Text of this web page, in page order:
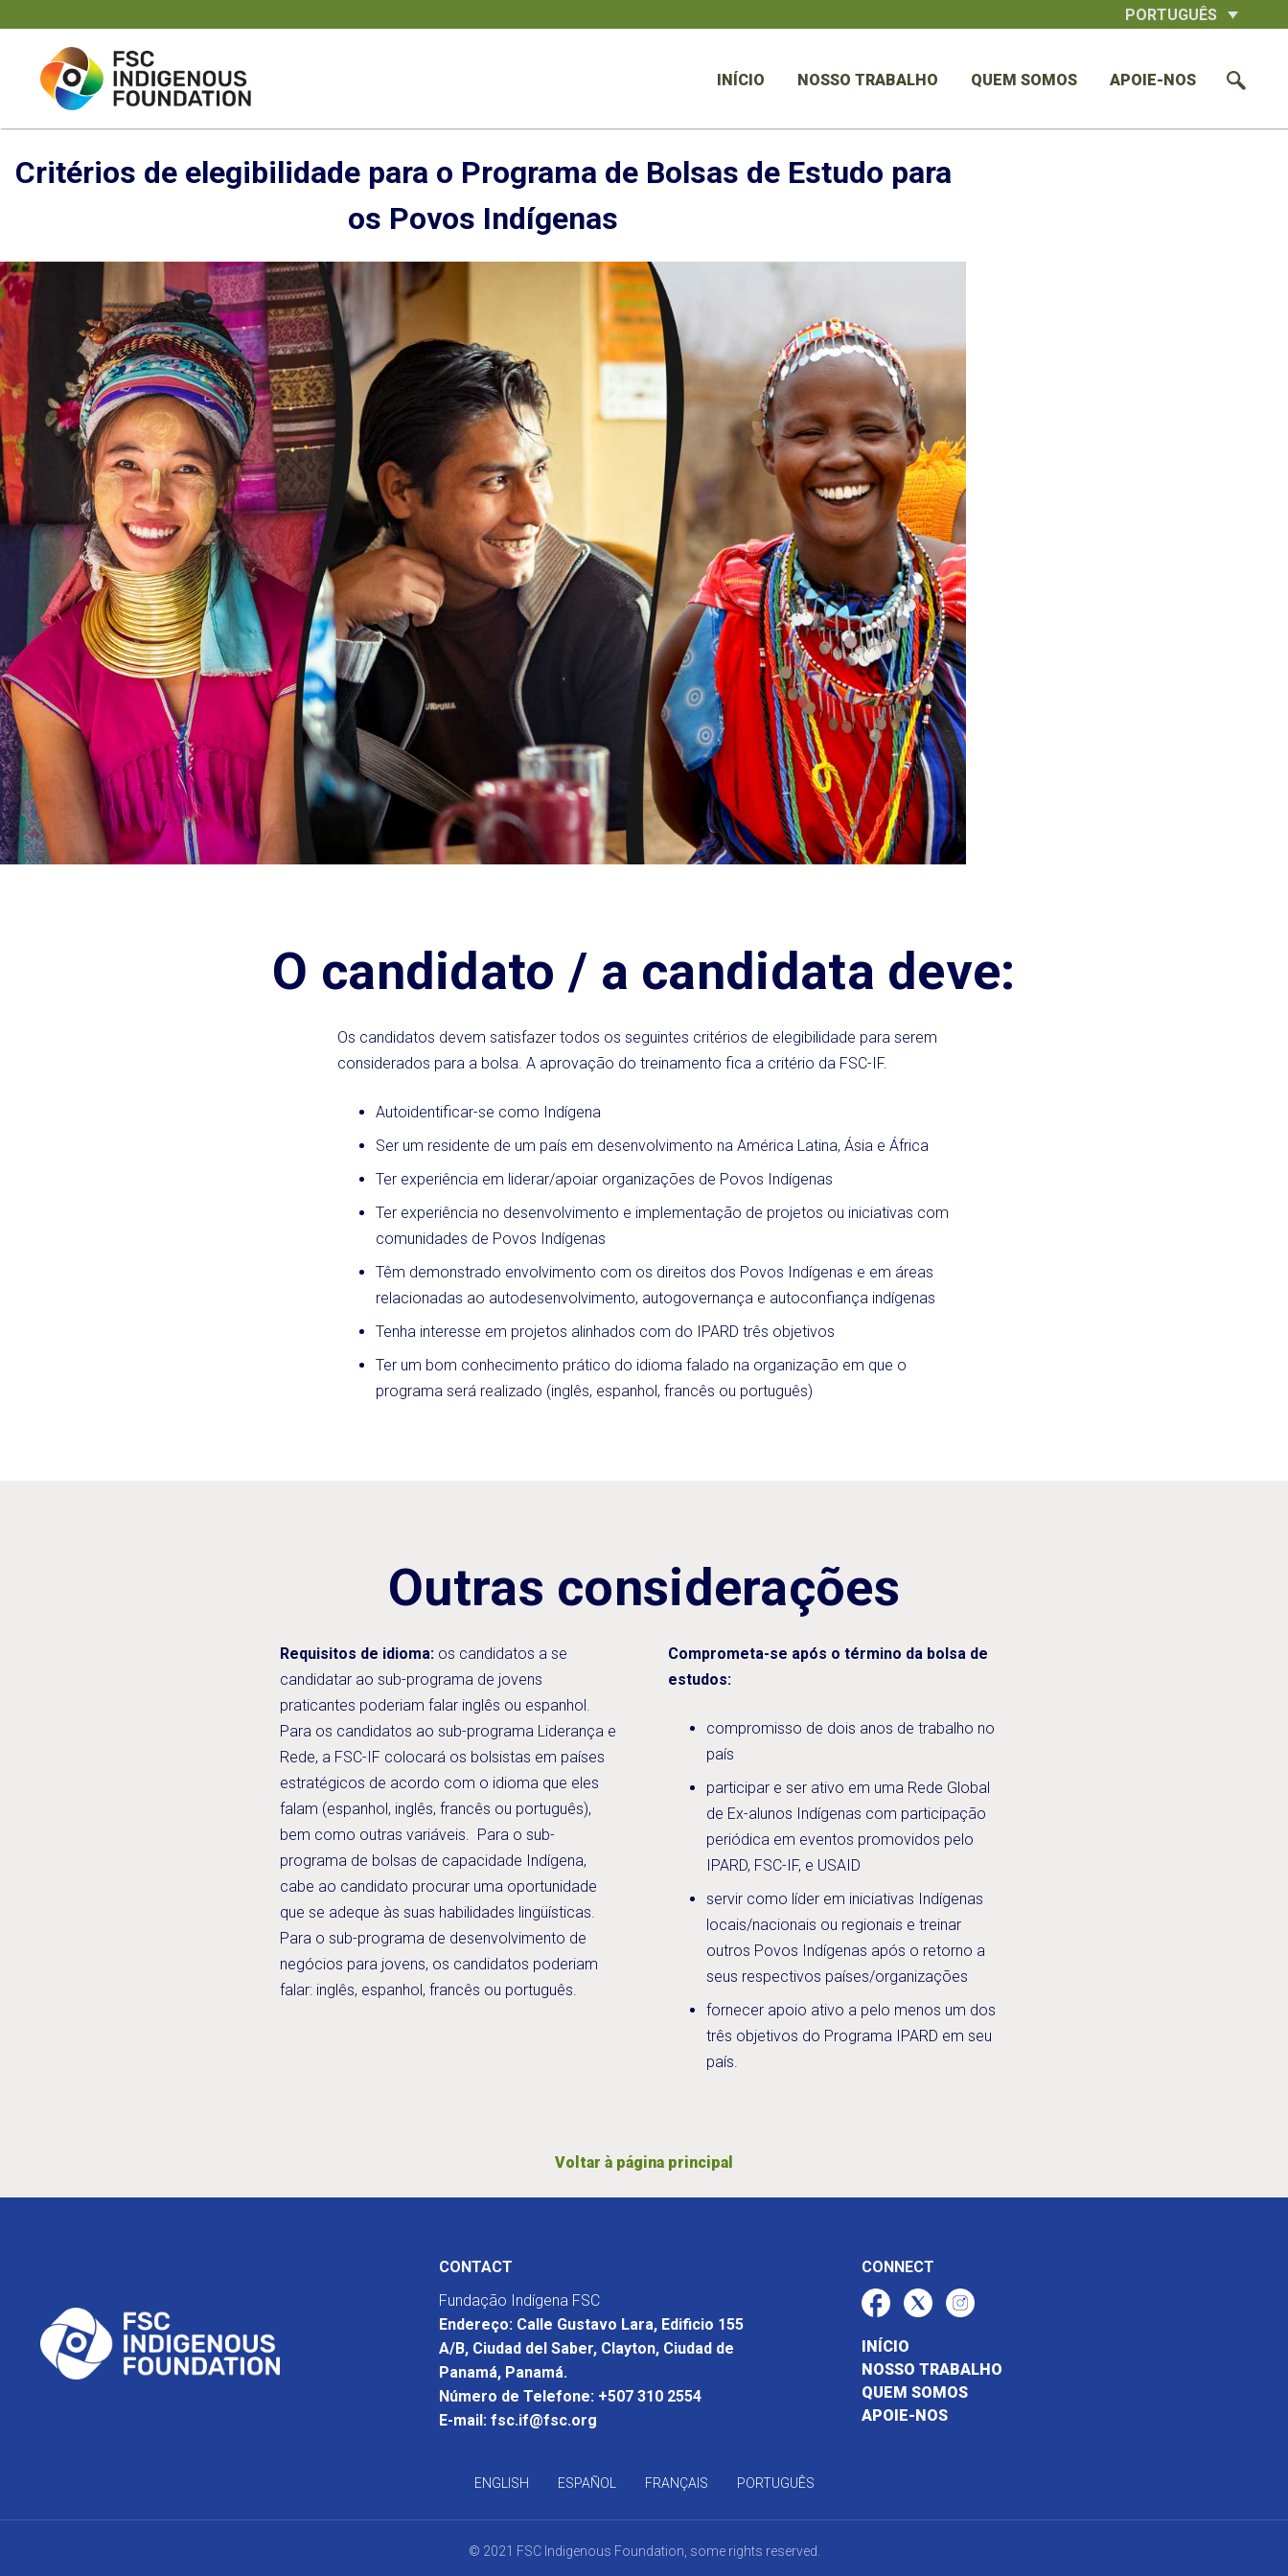
to
PORTUGUÊS
INÍCIO NOSSO TRABALHO QUEM SOMOS APOIE-NOS
Critérios de elegibilidade para o Programa de Bolsas de Estudo para
os Povos Indígenas
O candidato / a candidata deve:
Os candidatos devem satisfazer todos os seguintes critérios de elegibilidade para serem
considerados para a bolsa. A aprovação do treinamento fica a critério da FSC-IF.
Autoidentificar-se como Indígena
Ser um residente de um país em desenvolvimento na América Latina, Ásia e África
Ter experiência em liderar/apoiar organizações de Povos Indígenas
Ter experiência no desenvolvimento e implementação de projetos ou iniciativas com
comunidades de Povos Indígenas
Têm demonstrado envolvimento com os direitos dos Povos Indígenas e em áreas
relacionadas ao autodesenvolvimento, autogovernança e autoconfiança indígenas
Tenha interesse em projetos alinhados com do IPARD três objetivos
Ter um bom conhecimento prático do idioma falado na organização em que o
programa será realizado (inglês, espanhol, francês ou português)
Outras considerações
Requisitos de idioma: os candidatos a se
candidatar ao sub-programa de jovens
praticantes poderiam falar inglês ou espanhol.
Para os candidatos ao sub-programa Liderança e
Rede, a FSC-IF colocará os bolsistas em países
estratégicos de acordo com o idioma que eles
falam (espanhol, inglês, francês ou português),
bem como outras variáveis. Para o sub-
programa de bolsas de capacidade Indígena,
cabe ao candidato procurar uma oportunidade
que se adeque às suas habilidades lingüísticas.
Para o sub-programa de desenvolvimento de
negócios para jovens, os candidatos poderiam
falar: inglês, espanhol, francês ou português.
Comprometa-se após o término da bolsa de
estudos:
compromisso de dois anos de trabalho no
país
participar e ser ativo em uma Rede Global
de Ex-alunos Indígenas com participação
periódica em eventos promovidos pelo
IPARD, FSC-IF, e USAID
servir como líder em iniciativas Indígenas
locais/nacionais ou regionais e treinar
outros Povos Indígenas após o retorno a
seus respectivos países/organizações
fornecer apoio ativo a pelo menos um dos
três objetivos do Programa IPARD em seu
país.
Voltar à página principal
CONTACT
Fundação Indígena FSC
Endereço: Calle Gustavo Lara, Edificio 155
A/B, Ciudad del Saber, Clayton, Ciudad de
Panamá, Panamá.
Número de Telefone: +507 310 2554
E-mail: fsc.if@fsc.org
CONNECT
INÍCIO
NOSSO TRABALHO
QUEM SOMOS
APOIE-NOS
ENGLISH ESPAÑOL FRANÇAIS PORTUGUÊS
© 2021 FSC Indigenous Foundation, some rights reserved.